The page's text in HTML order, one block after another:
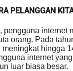
PELANGGAN
pengguna internet
orang. Pada
hingga
internet
luar biasa besar.